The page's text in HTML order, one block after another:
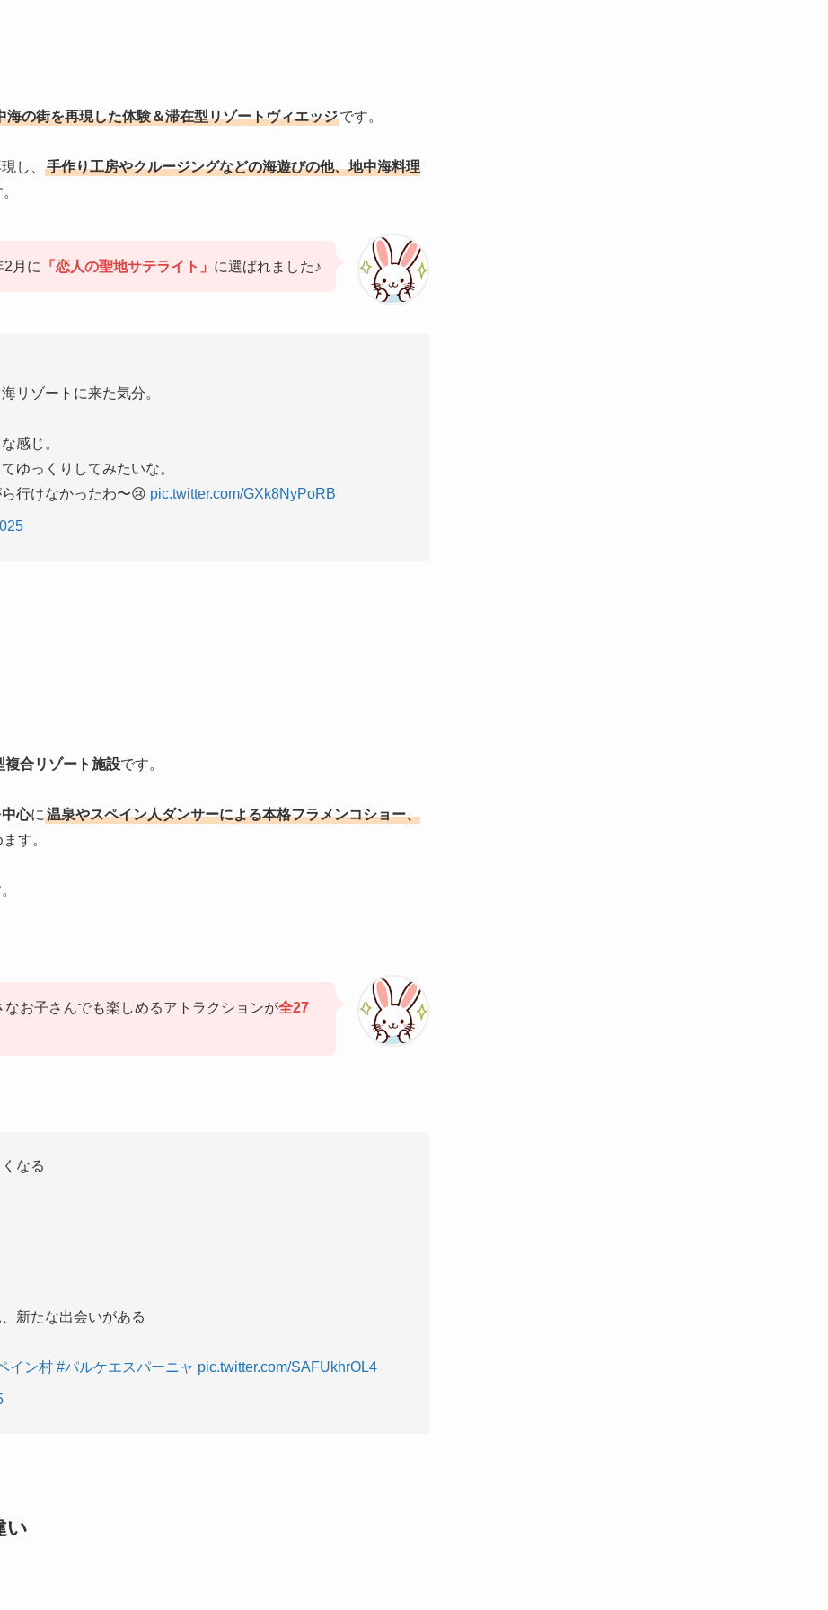
海の街を再現した体験＆滞在型リゾートヴィエッジです。
し、
手作り工房やクルージングなどの海遊びの他、地中海料理
2月に 「恋人の聖地サテライト」 に選ばれました♪
リゾートに来た気分。
感じ。
ゆっくりしてみたいな。
行けなかったわ〜😢 pic.twitter.com/GXk8NyPoRB
複合リゾート施設です。
心に 温泉やスペイン人ダンサーによる本格フラメンコショー、
す。
なお子さんでも楽しめるアトラクションが全27
なる
新たな出会いがある
イン村 #パルケエスパーニャ pic.twitter.com/SAFUkhrOL4
い